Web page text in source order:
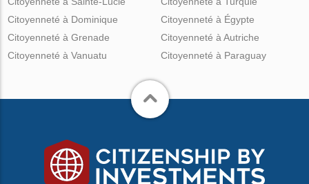
Citoyenneté à Dominique
Citoyenneté à Grenade
Citoyenneté à Vanuatu
Citoyenneté à Égypte
Citoyenneté à Autriche
Citoyenneté à Paraguay